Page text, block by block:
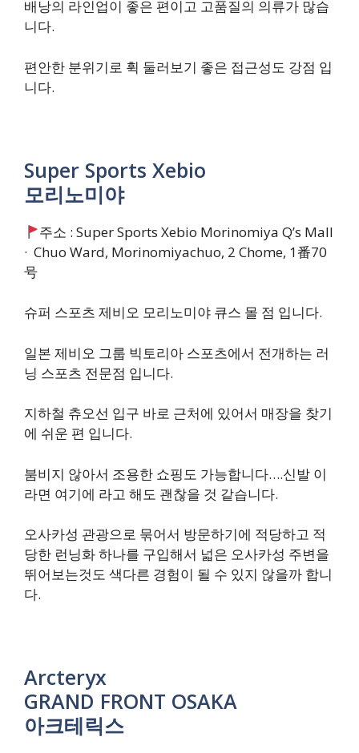
배낭의 라인업이 좋은 편이고 고품질의 의류가 많습
니다.
편안한 분위기로 휙 둘러보기 좋은 접근성도 강점 입
니다.
​Super Sports Xebio
모리노미야
주소 : Super Sports Xebio Morinomiya Q’s Mall
· Chuo Ward, Morinomiyachuo, 2 Chome, 1番70
号
슈퍼 스포츠 제비오 모리노미야 큐스 몰 점 입니다.
일본 제비오 그룹 빅토리아 스포츠에서 전개하는 러
닝 스포츠 전문점 입니다.
지하철 츄오선 입구 바로 근처에 있어서 매장을 찾기
에 쉬운 편 입니다.​​
붐비지 않아서 조용한 쇼핑도 가능합니다….신발 이
라면 여기에 라고 해도 괜찮을 것 같습니다.
오사카성 관광으로 묶어서 방문하기에 적당하고 적
당한 런닝화 하나를 구입해서 넓은 오사카성 주변을
뛰어보는것도 색다른 경험이 될 수 있지 않을까 합니
다.
Arcteryx
GRAND FRONT OSAKA
아크테릭스